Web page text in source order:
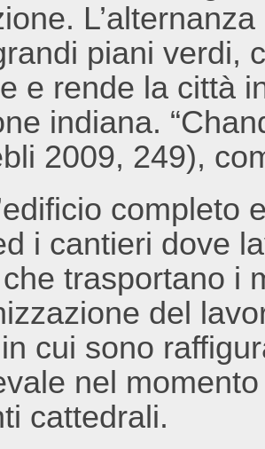
piani verdi,
e rende la città
indiana.
2009, 249),
completo
i cantieri dove
trasportano i
del
cui sono
nel
cattedrali.